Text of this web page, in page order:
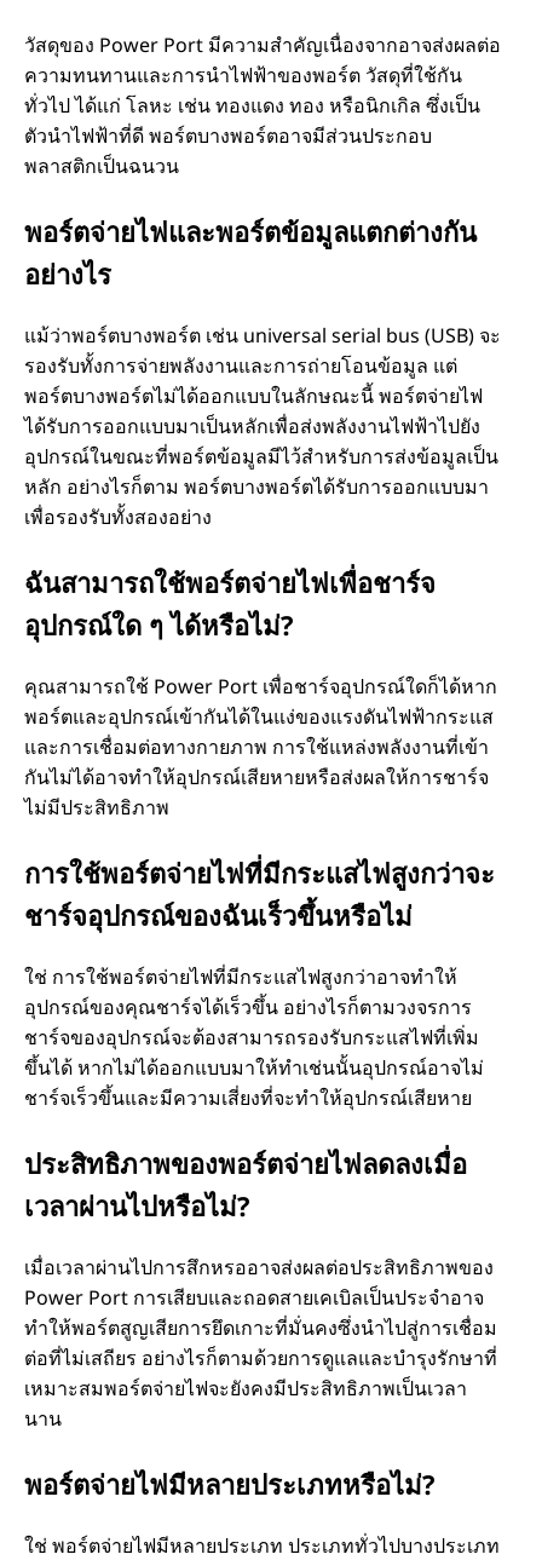
วัสดุของ Power Port มีความสําคัญเนื่องจากอาจส่งผลต่อ
ความทนทานและการนําไฟฟ้าของพอร์ต วัสดุที่ใช้กัน
ทั่วไป ได้แก่ โลหะ เช่น ทองแดง ทอง หรือนิกเกิล ซึ่งเป็น
ตัวนําไฟฟ้าที่ดี พอร์ตบางพอร์ตอาจมีส่วนประกอบ
พลาสติกเป็นฉนวน
พอร์ตจ่ายไฟและพอร์ตข้อมูลแตกต่างกัน
อย่างไร
แม้ว่าพอร์ตบางพอร์ต เช่น universal serial bus (USB) จะ
รองรับทั้งการจ่ายพลังงานและการถ่ายโอนข้อมูล แต่
พอร์ตบางพอร์ตไม่ได้ออกแบบในลักษณะนี้ พอร์ตจ่ายไฟ
ได้รับการออกแบบมาเป็นหลักเพื่อส่งพลังงานไฟฟ้าไปยัง
อุปกรณ์ในขณะที่พอร์ตข้อมูลมีไว้สําหรับการส่งข้อมูลเป็น
หลัก อย่างไรก็ตาม พอร์ตบางพอร์ตได้รับการออกแบบมา
เพื่อรองรับทั้งสองอย่าง
ฉันสามารถใช้พอร์ตจ่ายไฟเพื่อชาร์จ
อุปกรณ์ใด ๆ ได้หรือไม่?
คุณสามารถใช้ Power Port เพื่อชาร์จอุปกรณ์ใดก็ได้หาก
พอร์ตและอุปกรณ์เข้ากันได้ในแง่ของแรงดันไฟฟ้ากระแส
และการเชื่อมต่อทางกายภาพ การใช้แหล่งพลังงานที่เข้า
กันไม่ได้อาจทําให้อุปกรณ์เสียหายหรือส่งผลให้การชาร์จ
ไม่มีประสิทธิภาพ
การใช้พอร์ตจ่ายไฟที่มีกระแสไฟสูงกว่าจะ
ชาร์จอุปกรณ์ของฉันเร็วขึ้นหรือไม่
ใช่ การใช้พอร์ตจ่ายไฟที่มีกระแสไฟสูงกว่าอาจทําให้
อุปกรณ์ของคุณชาร์จได้เร็วขึ้น อย่างไรก็ตามวงจรการ
ชาร์จของอุปกรณ์จะต้องสามารถรองรับกระแสไฟที่เพิ่ม
ขึ้นได้ หากไม่ได้ออกแบบมาให้ทําเช่นนั้นอุปกรณ์อาจไม่
ชาร์จเร็วขึ้นและมีความเสี่ยงที่จะทําให้อุปกรณ์เสียหาย
ประสิทธิภาพของพอร์ตจ่ายไฟลดลงเมื่อ
เวลาผ่านไปหรือไม่?
เมื่อเวลาผ่านไปการสึกหรออาจส่งผลต่อประสิทธิภาพของ
Power Port การเสียบและถอดสายเคเบิลเป็นประจําอาจ
ทําให้พอร์ตสูญเสียการยึดเกาะที่มั่นคงซึ่งนําไปสู่การเชื่อม
ต่อที่ไม่เสถียร อย่างไรก็ตามด้วยการดูแลและบํารุงรักษาที่
เหมาะสมพอร์ตจ่ายไฟจะยังคงมีประสิทธิภาพเป็นเวลา
นาน
พอร์ตจ่ายไฟมีหลายประเภทหรือไม่?
ใช่ พอร์ตจ่ายไฟมีหลายประเภท ประเภททั่วไปบางประเภท